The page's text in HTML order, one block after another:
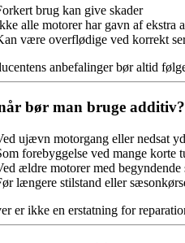
brug kan give skader
alle motorer har gavn af ekstra
være overflødige ved korrekt
anbefalinger bør altid
bør man bruge additiv?
ujævn motorgang eller nedsat
forebyggelse ved mange korte
ældre motorer med begyndende
længere stilstand eller
er ikke en erstatning for